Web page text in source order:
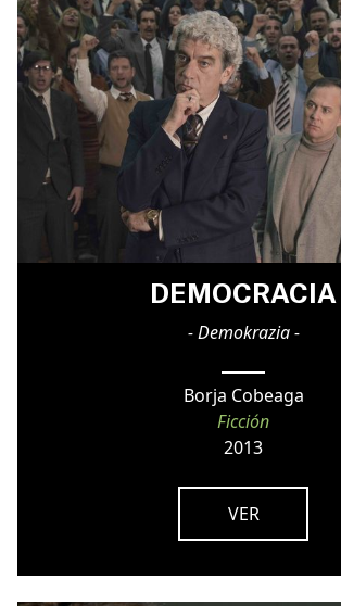
DEMOCRACIA
- Demokrazia -
Borja Cobeaga
Ficción
2013
VER